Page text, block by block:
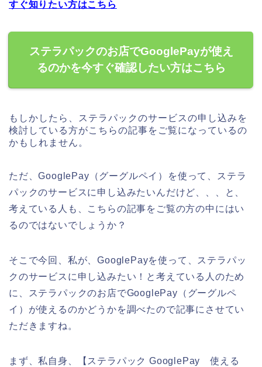
すぐ知りたい方はこちら
ステラパックのお店でGooglePayが使え
るのかを今すぐ確認したい方はこちら
もしかしたら、ステラパックのサービスの申し込みを
検討している方がこちらの記事をご覧になっているの
かもしれません。
ただ、GooglePay（グーグルペイ）を使って、ステラ
パックのサービスに申し込みたいんだけど、、、と、
考えている人も、こちらの記事をご覧の方の中にはい
るのではないでしょうか？
そこで今回、私が、GooglePayを使って、ステラパッ
クのサービスに申し込みたい！と考えている人のため
に、ステラパックのお店でGooglePay（グーグルペ
イ）が使えるのかどうかを調べたので記事にさせてい
ただきますね。
まず、私自身、【ステラパック GooglePay 使える